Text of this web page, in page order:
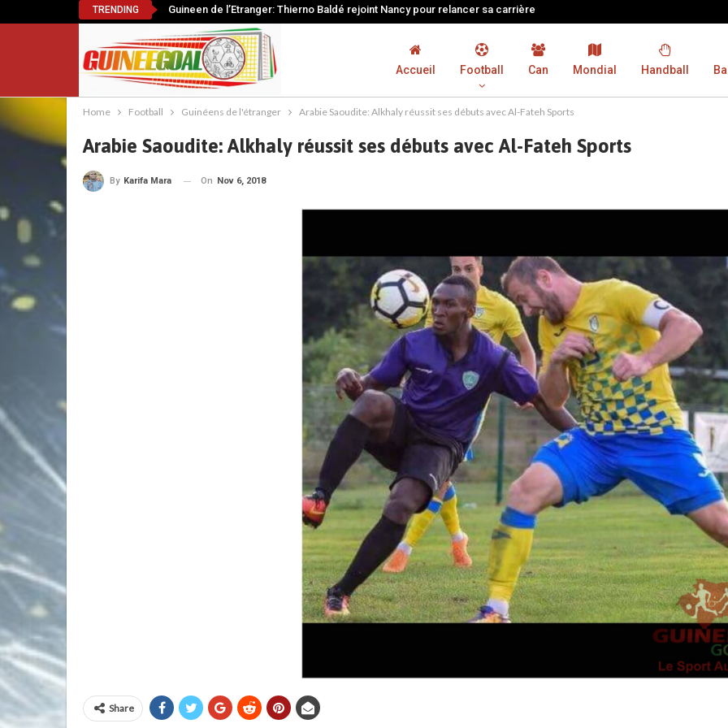
TRENDING Guineen de l’Etranger: Thierno Baldé rejoint Nancy pour relancer sa carrière
Accueil Football Can Mondial Handball
Home Football Guinéens de l'étranger Arabie Saoudite: Alkhaly réussit ses débuts avec Al-Fateh Sports
Arabie Saoudite: Alkhaly réussit ses débuts avec Al-Fateh Sports
By Karifa Mara On Nov 6, 2018
Share